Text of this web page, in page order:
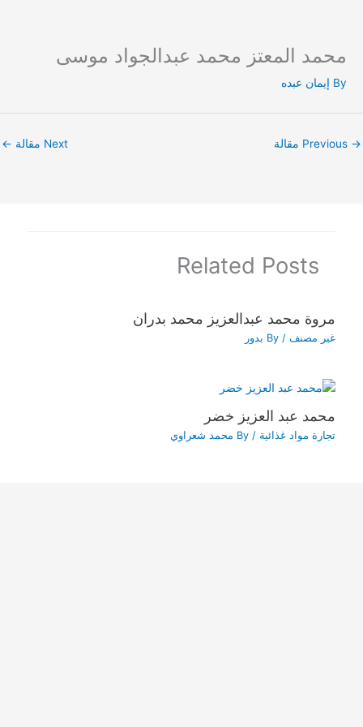
content
محمد المعتز محمد عبدالجواد موسى
By إيمان عبده
→ Next مقالة ←
Related Posts
مروة محمد عبدالعزيز محمد بدران
غير مصنف / By بدور
محمد عبد العزيز خضر
تجارة مواد غذائية / By محمد شعراوي